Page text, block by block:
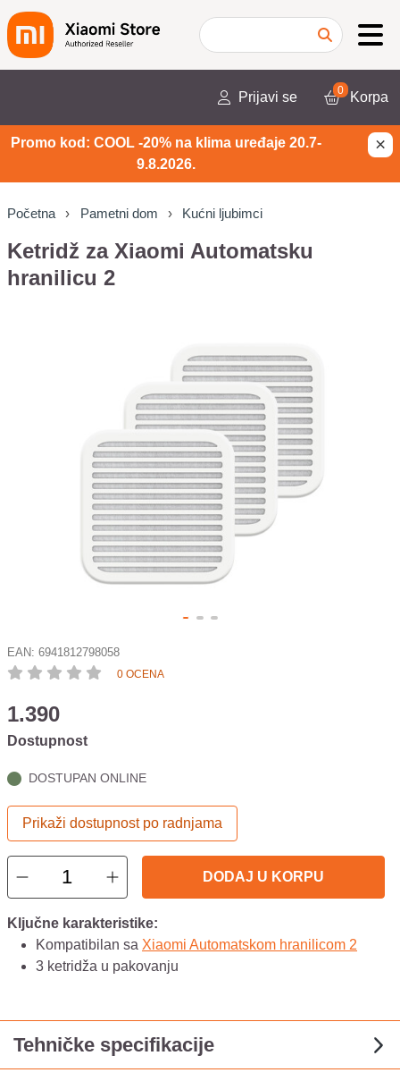
Prijavi se 0 Korpa
Promo kod: COOL -20% na klima uređaje 20.7-
9.8.2026.
×
Početna Pametni dom Kućni ljubimci
Ketridž za Xiaomi Automatsku
hranilicu 2
EAN: 6941812798058
0 OCENA
1.390
Dostupnost
DOSTUPAN ONLINE
Prikaži dostupnost po radnjama
DODAJ U KORPU
Ključne karakteristike:
Kompatibilan sa Xiaomi Automatskom hranilicom 2
3 ketridža u pakovanju
Tehničke specifikacije